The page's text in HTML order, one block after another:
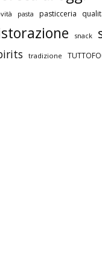
pasta pasticceria
snack
tradizione